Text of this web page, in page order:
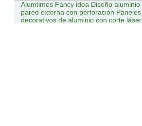
Alumtimes Fancy idea Diseño aluminio
pared externa con perforación Paneles
decorativos de aluminio con corte láser